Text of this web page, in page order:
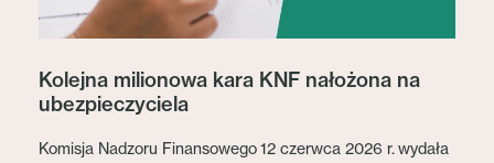
Kolejna milionowa kara KNF nałożona na
ubezpieczyciela
Komisja Nadzoru Finansowego 12 czerwca 2026 r. wydała